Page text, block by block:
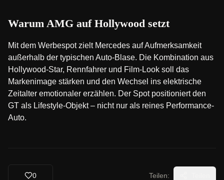
Warum AMG auf Hollywood setzt
Mit dem Werbespot zielt Mercedes auf Aufmerksamkeit
außerhalb der typischen Auto-Blase. Die Kombination aus
Hollywood-Star, Rennfahrer und Film-Look soll das
Markenimage stärken und den Wechsel ins elektrische
Zeitalter emotionaler erzählen. Der Spot positioniert den
GT als Lifestyle-Objekt – nicht nur als reines Performance-
Auto.
0 Teilen: